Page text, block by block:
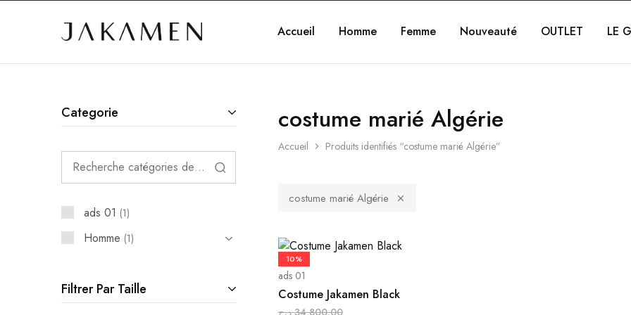
Jakamen Accueil Homme Femme Nouveauté OUTLET LE
costume marié Algérie
Accueil Produits identifiés “costume marié Algérie”
costume marié Algérie
10%
ads 01
Costume Jakamen Black
Categorie
ads 01 1
Homme 1
Filtrer Par Taille